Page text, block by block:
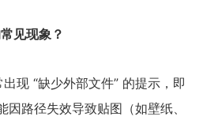
见现象？
现 “缺少外部文件” 的提示，即
因路径失效导致贴图（如壁纸、